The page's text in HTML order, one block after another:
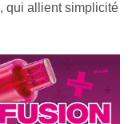
, qui allient simplicité